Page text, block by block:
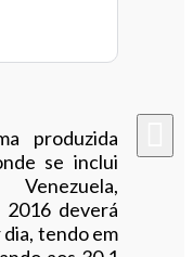
produzida
se inclui
deverá
tendo em